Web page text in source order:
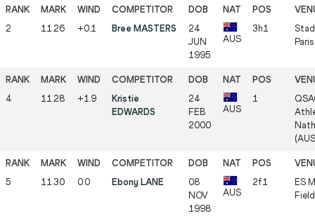
2 11.26 +0.1 Bree MASTERS
24
JUN
1995
AUS
3h1
4 11.28 +1.9
Kristie
EDWARDS
24
FEB
2000
AUS
1
5 11.30 0.0 Ebony LANE
08
NOV
1998
AUS
2f1
ES